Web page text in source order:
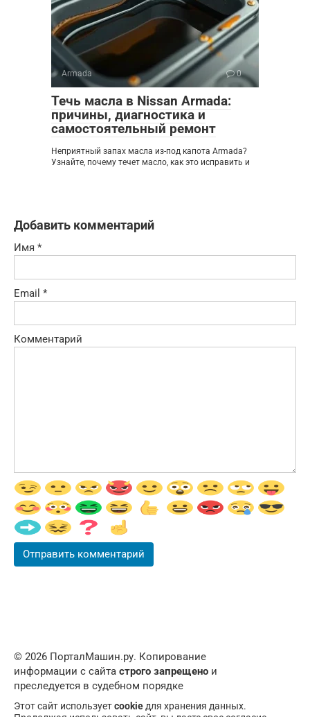
Armada 0
Течь масла в Nissan Armada:
причины, диагностика и
самостоятельный ремонт
Неприятный запах масла из-под капота Armada?
Узнайте, почему течет масло, как это исправить и
Добавить комментарий
Имя *
Email *
Комментарий
© 2026 ПорталМашин.ру. Копирование
информации с сайта строго запрещено и
преследуется в судебном порядке
Этот сайт используетcookie для хранения данных.